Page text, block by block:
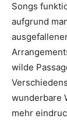
Songs
aufgrund
wilde
wunderbare
mehr